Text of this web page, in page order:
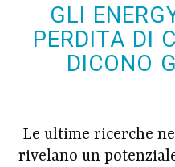
GLI
PERDITA DI
DICONO
Le ultime ricerche
rivelano un